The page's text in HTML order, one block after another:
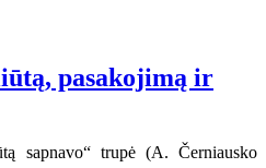
pasakojimą ir